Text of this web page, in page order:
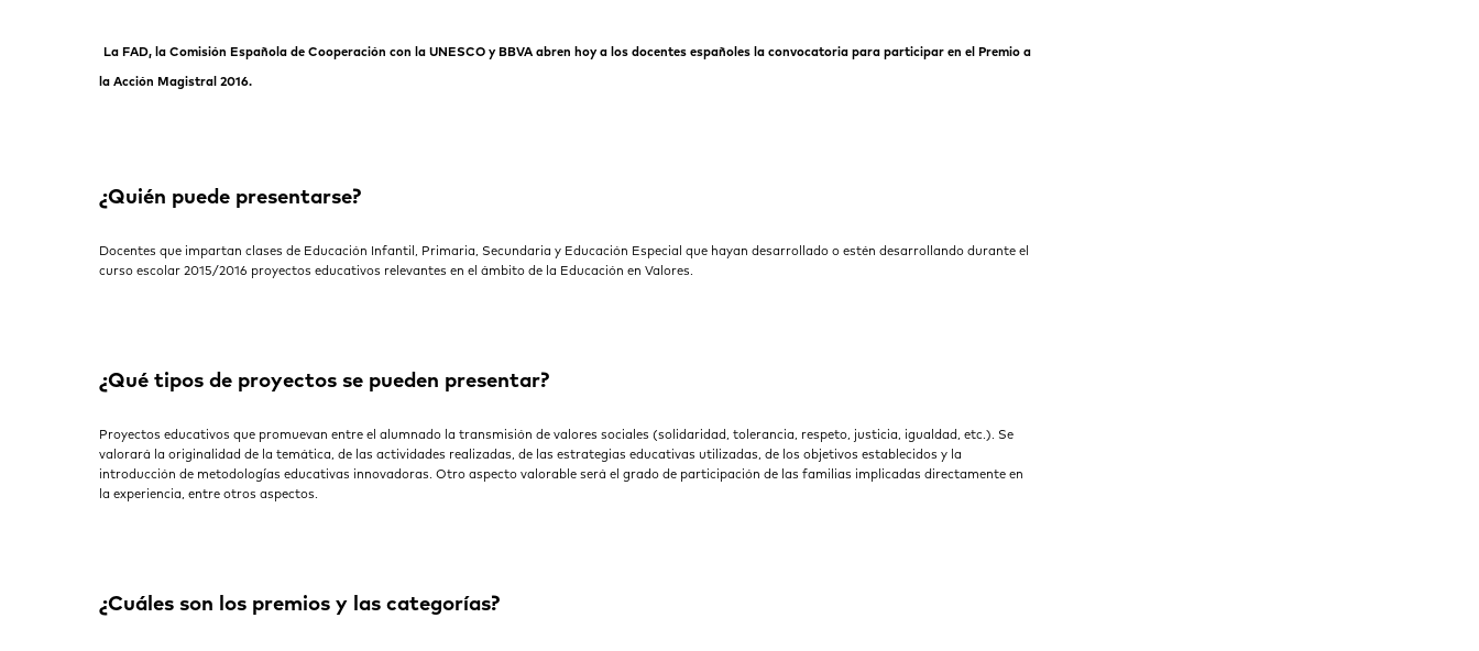
La FAD, la Comisión Española de Cooperación con la UNESCO y BBVA abren hoy a los docentes españoles la convocatoria para participar en el Premio a
la Acción Magistral 2016.
¿Quién puede presentarse?
Docentes que impartan clases de Educación Infantil, Primaria, Secundaria y Educación Especial que hayan desarrollado o estén desarrollando durante el
curso escolar 2015/2016 proyectos educativos relevantes en el ámbito de la Educación en Valores.
¿Qué tipos de proyectos se pueden presentar?
Proyectos educativos que promuevan entre el alumnado la transmisión de valores sociales (solidaridad, tolerancia, respeto, justicia, igualdad, etc.). Se
valorará la originalidad de la temática, de las actividades realizadas, de las estrategias educativas utilizadas, de los objetivos establecidos y la
introducción de metodologías educativas innovadoras. Otro aspecto valorable será el grado de participación de las familias implicadas directamente en
la experiencia, entre otros aspectos.
¿Cuáles son los premios y las categorías?